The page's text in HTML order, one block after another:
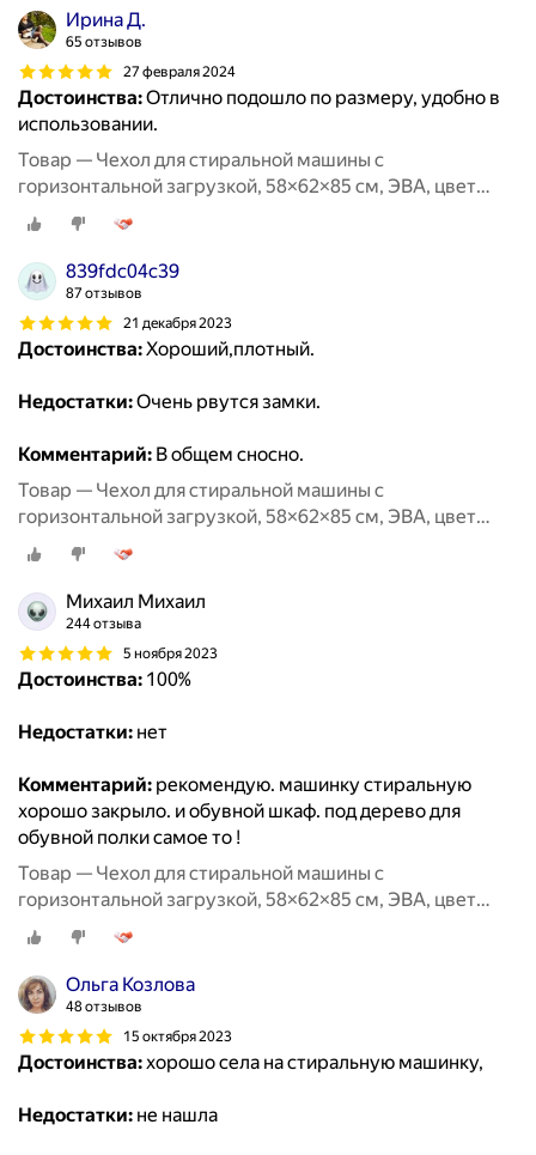
Ирина Д.
65 отзывов
27 февраля 2024
Достоинства:Отлично подошло по размеру, удобно в
использовании.
Товар — Чехол для стиральной машины с
горизонтальной загрузкой, 58×62×85 см, ЭВА, цвет
микс
839fdc04c39
87 отзывов
21 декабря 2023
Достоинства:Хороший,плотный.
Недостатки:Очень рвутся замки.
Комментарий: В общем сносно.
Товар — Чехол для стиральной машины с
горизонтальной загрузкой, 58×62×85 см, ЭВА, цвет
микс
Михаил Михаил
244 отзыва
5 ноября 2023
Достоинства: 100%
Недостатки: нет
Комментарий: рекомендую. машинку стиральную
хорошо закрыло. и обувной шкаф. под дерево для
обувной полки самое то !
Товар — Чехол для стиральной машины с
горизонтальной загрузкой, 58×62×85 см, ЭВА, цвет
микс
Ольга Козлова
48 отзывов
15 октября 2023
Достоинства:хорошо села на стиральную машинку,
Недостатки: не нашла